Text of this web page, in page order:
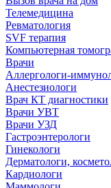
Телемедицина
Ревматология
SVF терапия
Компьютерная
Врачи
Аллергологи-
Анестезиологи
Врач КТ диагностики
Врачи УВТ
Врачи УЗД
Гастроэнтерологи
Гинекологи
Дерматологи,
Кардиологи